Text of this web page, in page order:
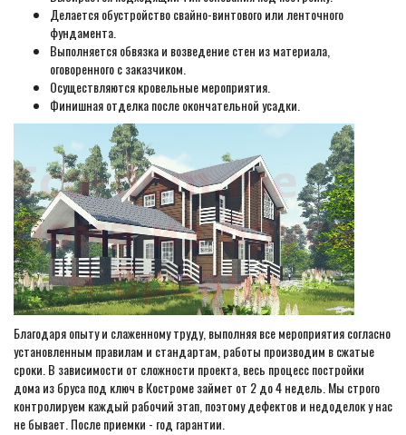
Делается обустройство свайно-винтового или ленточного
фундамента.
Выполняется обвязка и возведение стен из материала,
оговоренного с заказчиком.
Осуществляются кровельные мероприятия.
Финишная отделка после окончательной усадки.
Благодаря опыту и слаженному труду, выполняя все мероприятия согласно
установленным правилам и стандартам, работы производим в сжатые
сроки. В зависимости от сложности проекта, весь процесс постройки
дома из бруса под ключ в Костроме займет от 2 до 4 недель. Мы строго
контролируем каждый рабочий этап, поэтому дефектов и недоделок у нас
не бывает. После приемки - год гарантии.